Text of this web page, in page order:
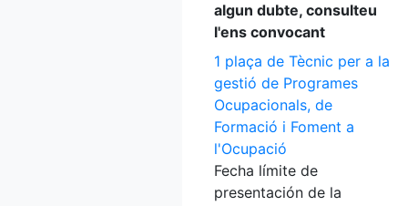
algun dubte, consulteu
l'ens convocant
1 plaça de Tècnic per a la
gestió de Programes
Ocupacionals, de
Formació i Foment a
l'Ocupació
Fecha límite de
presentación de la